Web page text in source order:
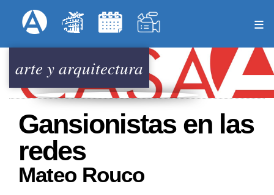
al
principal
Menú Superior
arte y arquitectura
Gansionistas en las
redes
Mateo Rouco